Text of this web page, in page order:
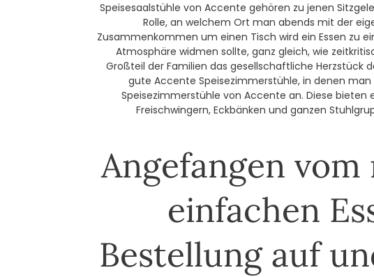
Speisesaalstühle von Accente gehören zu jenen
Rolle, an welchem Ort man abends mit der
Zusammenkommen um einen Tisch wird ein Essen zu
Atmosphäre widmen sollte, ganz gleich, wie
Großteil der Familien das gesellschaftliche Herzstück
gute Accente Speisezimmerstühle, in denen
Speisezimmerstühle von Accente an. Diese bieten
Freischwingern, Eckbänken und ganzen
Angefangen
einfachen
Bestellung auf